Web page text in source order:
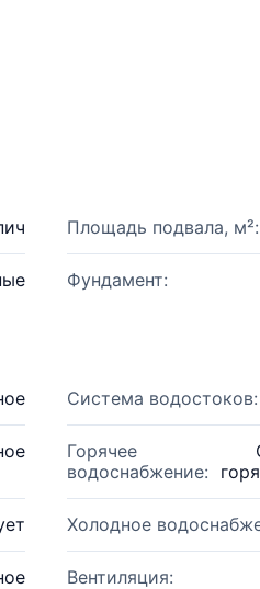
Площадь подвала, м²:
Фундамент:
Система водостоков:
Горячее
водоснабжение:
Холодное
Вентиляция: